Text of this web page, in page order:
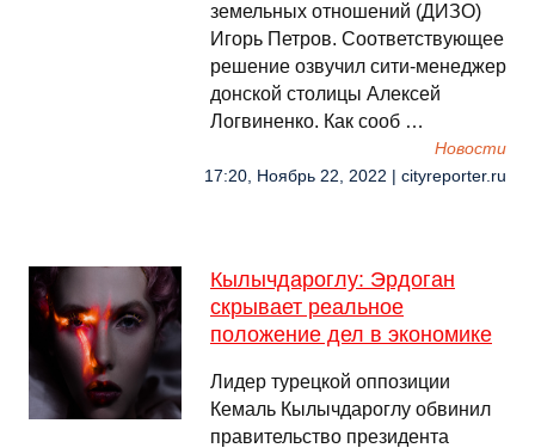
земельных отношений (ДИЗО)
Игорь Петров. Соответствующее
решение озвучил сити-менеджер
донской столицы Алексей
Логвиненко. Как сооб …
Новости
17:20, Ноябрь 22, 2022 | cityreporter.ru
Кылычдароглу: Эрдоган
скрывает реальное
положение дел в экономике
Лидер турецкой оппозиции
Кемаль Кылычдароглу обвинил
правительство президента